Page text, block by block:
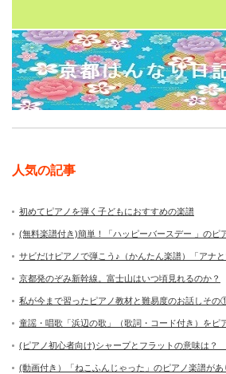
人気の記事
初めてピアノを弾く子どもにおすすめの楽譜
(無料楽譜付き)簡単！「ハッピーバースデー 」のピ
サビだけピアノで弾こう♪（かんたん楽譜）「ア
京都発のぞみ新幹線。富士山はいつ頃見れるのか？
私が今まで習ったピアノ教材と難易度のお話しその
童謡・唱歌「浜辺の歌」（歌詞・コード付き）をピ
(ピアノ初心者向け)シャープとフラットの意味は？
(動画付き）「ねこふんじゃった」のピアノ楽譜があ